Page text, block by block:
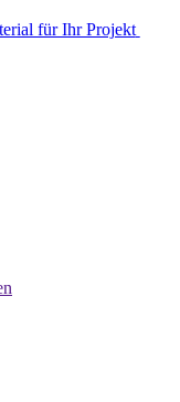
für Ihr Projekt